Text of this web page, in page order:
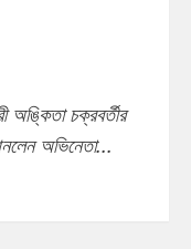
অঙ্কিতা চক্রবর্তীর
অভিনেতা...